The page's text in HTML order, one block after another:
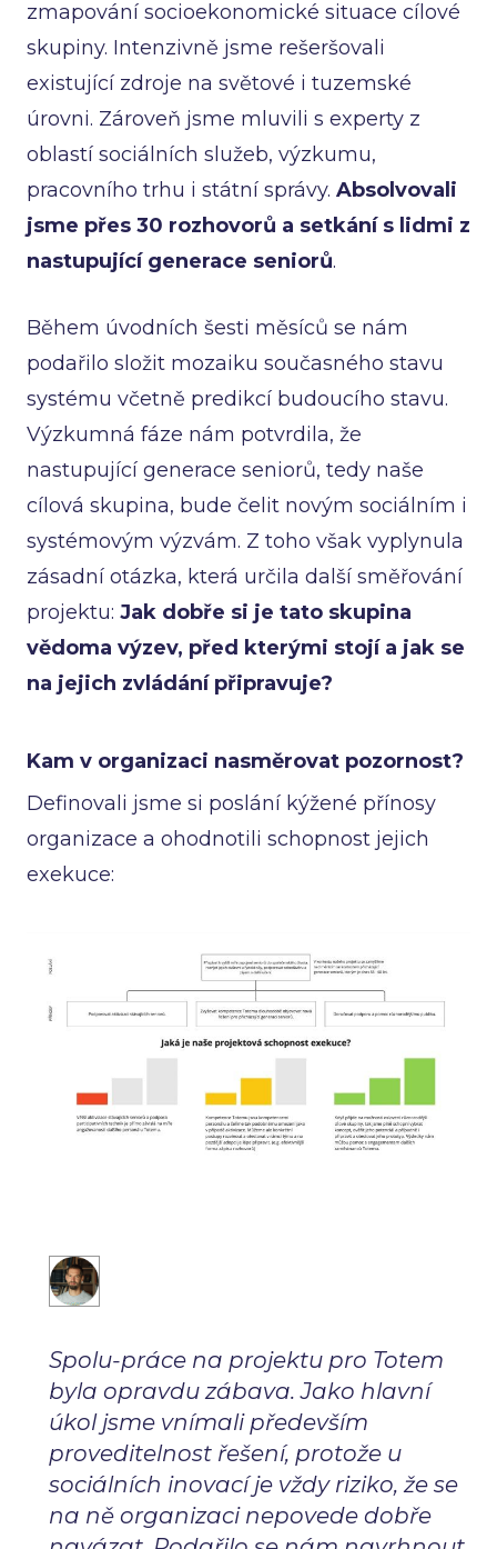
zmapování socioekonomické situace cílové
skupiny. Intenzivně jsme rešeršovali
existující zdroje na světové i tuzemské
úrovni. Zároveň jsme mluvili s experty z
oblastí sociálních služeb, výzkumu,
pracovního trhu i státní správy. Absolvovali
jsme přes 30 rozhovorů a setkání s lidmi z
nastupující generace seniorů.
Během úvodních šesti měsíců se nám
podařilo složit mozaiku současného stavu
systému včetně predikcí budoucího stavu.
Výzkumná fáze nám potvrdila, že
nastupující generace seniorů, tedy naše
cílová skupina, bude čelit novým sociálním i
systémovým výzvám. Z toho však vyplynula
zásadní otázka, která určila další směřování
projektu: Jak dobře si je tato skupina
vědoma výzev, před kterými stojí a jak se
na jejich zvládání připravuje?
Kam v organizaci nasměrovat pozornost?
Definovali jsme si poslání kýžené přínosy
organizace a ohodnotili schopnost jejich
exekuce:
Spolu-práce na projektu pro Totem
byla opravdu zábava. Jako hlavní
úkol jsme vnímali především
proveditelnost řešení, protože u
sociálních inovací je vždy riziko, že se
na ně organizaci nepovede dobře